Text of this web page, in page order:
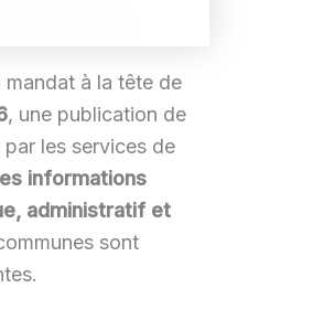
mandat à la tête de
, une publication de
les services de
informations
administratif et
sont